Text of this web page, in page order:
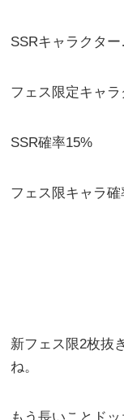
SSRキャラクタ
フェス限定キャ
SSR確率15%
フェス限キャラ確
新フェス限2枚抜
ね。
もう長いことド